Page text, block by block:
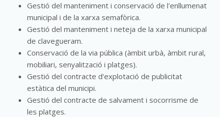
Gestió del manteniment i conservació de l'enllumenat
municipal i de la xarxa semafòrica.
Gestió del manteniment i neteja de la xarxa municipal
de clavegueram.
Conservació de la via pública (àmbit urbà, àmbit rural,
mobiliari, senyalització i platges).
Gestió del contracte d'explotació de publicitat
estàtica del municipi.
Gestió del contracte de salvament i socorrisme de
les platges.